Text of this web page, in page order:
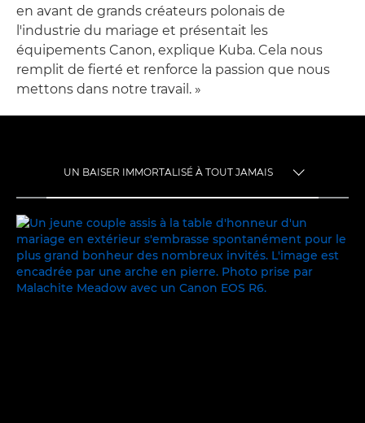
en avant de grands créateurs polonais de
l'industrie du mariage et présentait les
équipements Canon, explique Kuba. Cela nous
remplit de fierté et renforce la passion que nous
mettons dans notre travail. »
UN BAISER IMMORTALISÉ À TOUT JAMAIS
UN BAISER IMMORTALISÉ À TOUT JAMAIS